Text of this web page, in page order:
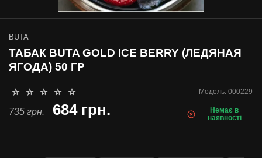
Модель: 000229
BUTA
ТАБАК BUTA GOLD ICE BERRY (ЛЕДЯНАЯ
ЯГОДА) 50 ГР
Немає в
наявності
735 грн. 684 грн.